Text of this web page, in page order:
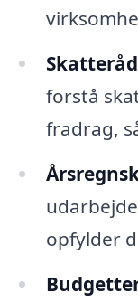
forstå
fradrag,
opfylder